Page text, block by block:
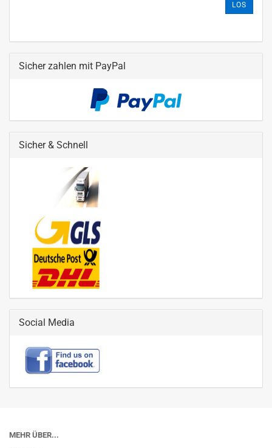
LOS
Sicher zahlen mit PayPal
Sicher & Schnell
Social Media
MEHR ÜBER...